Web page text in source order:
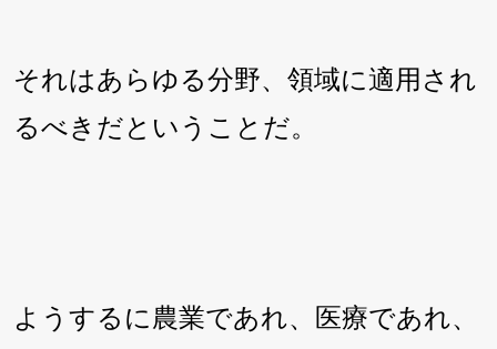
それはあらゆる分野、領域に適用され
るべきだということだ。
ようするに農業であれ、医療であれ、